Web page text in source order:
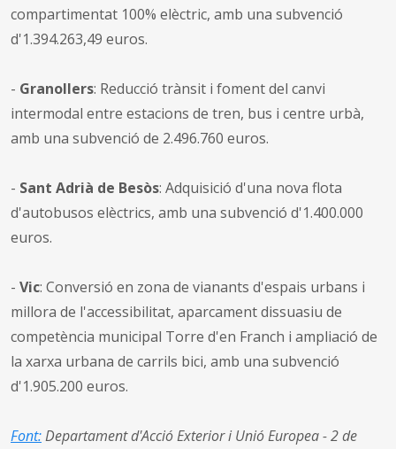
compartimentat 100% elèctric, amb una subvenció
d'1.394.263,49 euros.
- Granollers: Reducció trànsit i foment del canvi
intermodal entre estacions de tren, bus i centre urbà,
amb una subvenció de 2.496.760 euros.
- Sant Adrià de Besòs: Adquisició d'una nova flota
d'autobusos elèctrics, amb una subvenció d'1.400.000
euros.
- Vic: Conversió en zona de vianants d'espais urbans i
millora de l'accessibilitat, aparcament dissuasiu de
competència municipal Torre d'en Franch i ampliació de
la xarxa urbana de carrils bici, amb una subvenció
d'1.905.200 euros.
Font:Departament d'Acció Exterior i Unió Europea - 2 de